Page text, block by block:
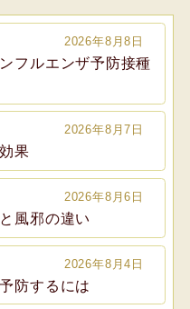
2026年8月8日
フルエンザ予防接種
2026年8月7日
果
2026年8月6日
風邪の違い
2026年8月4日
防するには